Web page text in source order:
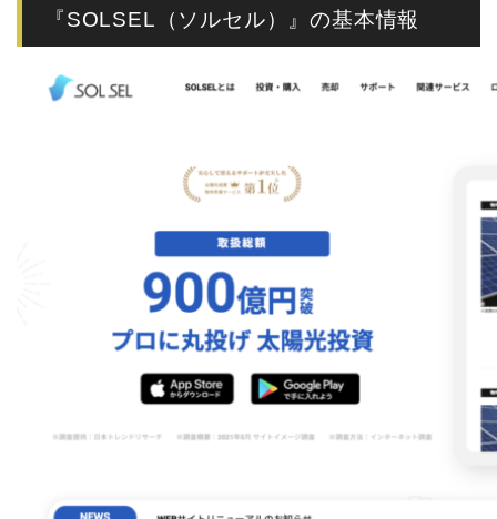
『SOLSEL（ソルセル）』の基本情報